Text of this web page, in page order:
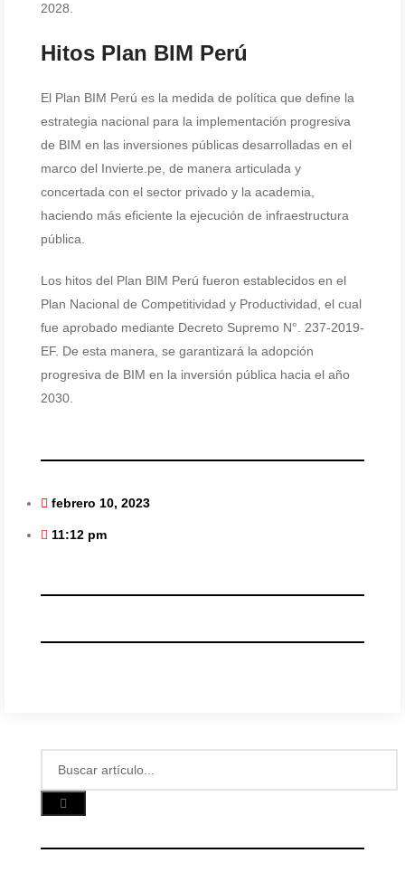
2028.
Hitos Plan BIM Perú
El Plan BIM Perú es la medida de política que define la
estrategia nacional para la implementación progresiva
de BIM en las inversiones públicas desarrolladas en el
marco del Invierte.pe, de manera articulada y
concertada con el sector privado y la academia,
haciendo más eficiente la ejecución de infraestructura
pública.
Los hitos del Plan BIM Perú fueron establecidos en el
Plan Nacional de Competitividad y Productividad, el cual
fue aprobado mediante Decreto Supremo N°. 237-2019-
EF. De esta manera, se garantizará la adopción
progresiva de BIM en la inversión pública hacia el año
2030.
febrero 10, 2023
11:12 pm